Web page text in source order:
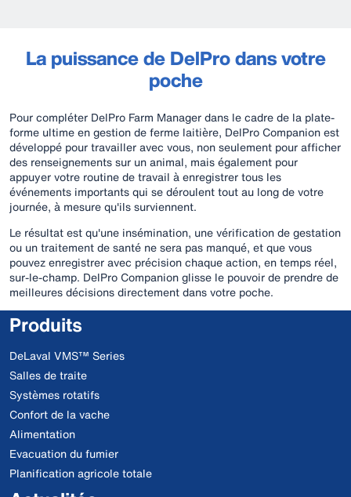
La puissance de DelPro dans votre
poche
Pour compléter DelPro Farm Manager dans le cadre de la plate-
forme ultime en gestion de ferme laitière, DelPro Companion est
développé pour travailler avec vous, non seulement pour afficher
des renseignements sur un animal, mais également pour
appuyer votre routine de travail à enregistrer tous les
événements importants qui se déroulent tout au long de votre
journée, à mesure qu'ils surviennent.
Le résultat est qu'une insémination, une vérification de gestation
ou un traitement de santé ne sera pas manqué, et que vous
pouvez enregistrer avec précision chaque action, en temps réel,
sur-le-champ. DelPro Companion glisse le pouvoir de prendre de
meilleures décisions directement dans votre poche.
Produits
DeLaval VMS™ Series
Salles de traite
Systèmes rotatifs
Confort de la vache
Alimentation
Evacuation du fumier
Planification agricole totale